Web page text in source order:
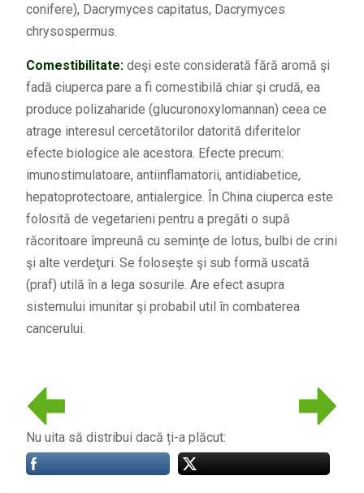
conifere), Dacrymyces capitatus, Dacrymyces
chrysospermus.
Comestibilitate:deşi este considerată fără aromă şi
fadă ciuperca pare a fi comestibilă chiar şi crudă, ea
produce polizaharide (glucuronoxylomannan) ceea ce
atrage interesul cercetătorilor datorită diferitelor
efecte biologice ale acestora. Efecte precum:
imunostimulatoare, antiinflamatorii, antidiabetice,
hepatoprotectoare, antialergice. În China ciuperca este
folosită de vegetarieni pentru a pregăti o supă
răcoritoare împreună cu seminţe de lotus, bulbi de crini
şi alte verdeţuri. Se foloseşte şi sub formă uscată
(praf) utilă în a lega sosurile. Are efect asupra
sistemului imunitar şi probabil util în combaterea
cancerului.
Nu uita să distribui dacă ți-a plăcut: